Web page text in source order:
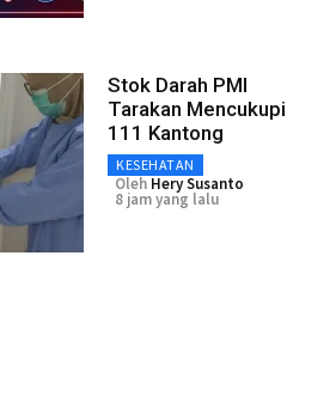
Stok Darah PMI
Tarakan Mencukupi
111 Kantong
KESEHATAN
Oleh Hery Susanto
8 jam yang lalu